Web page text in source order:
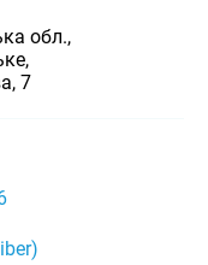
обл.,
7